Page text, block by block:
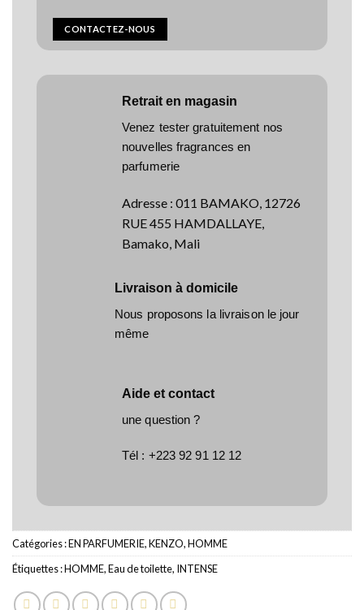
CONTACTEZ-NOUS
Retrait en magasin
Venez tester gratuitement nos
nouvelles fragrances en
parfumerie
Adresse : 011 BAMAKO, 12726
RUE 455 HAMDALLAYE,
Bamako, Mali
Livraison à domicile
Nous proposons la livraison le jour
même
Aide et contact
une question ?
Tél : +223 92 91 12 12
Catégories :EN PARFUMERIE,KENZO,HOMME
Étiquettes :HOMME,Eau de toilette, INTENSE